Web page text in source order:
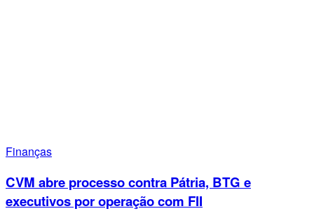
Finanças
CVM abre processo contra Pátria, BTG e
executivos por operação com FII